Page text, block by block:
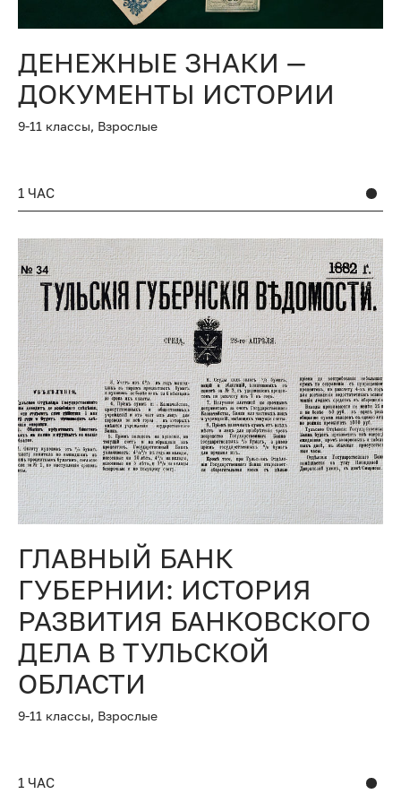
ДЕНЕЖНЫЕ ЗНАКИ —
ДОКУМЕНТЫ ИСТОРИИ
9-11 классы, Взрослые
1 ЧАС
ГЛАВНЫЙ БАНК
ГУБЕРНИИ: ИСТОРИЯ
РАЗВИТИЯ БАНКОВСКОГО
ДЕЛА В ТУЛЬСКОЙ
ОБЛАСТИ
9-11 классы, Взрослые
1 ЧАС